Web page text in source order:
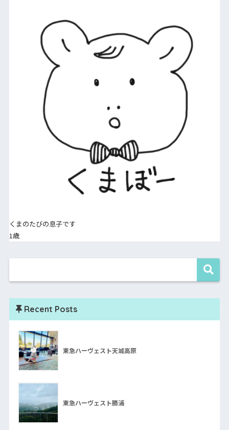
くまのたびの息子です
1歳
Recent Posts
東急ハーヴェスト天城高原
東急ハーヴェスト勝浦